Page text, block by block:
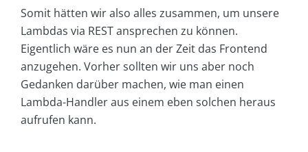
Somit hätten wir also alles zusammen, um unsere
Lambdas via REST ansprechen zu können.
Eigentlich wäre es nun an der Zeit das Frontend
anzugehen. Vorher sollten wir uns aber noch
Gedanken darüber machen, wie man einen
Lambda-Handler aus einem eben solchen heraus
aufrufen kann.